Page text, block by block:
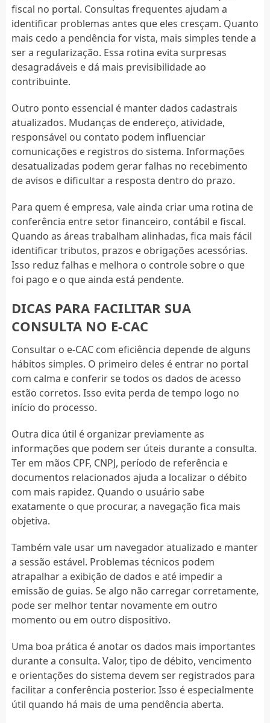
fiscal no portal. Consultas frequentes ajudam a
identificar problemas antes que eles cresçam. Quanto
mais cedo a pendência for vista, mais simples tende a
ser a regularização. Essa rotina evita surpresas
desagradáveis e dá mais previsibilidade ao
contribuinte.
Outro ponto essencial é manter dados cadastrais
atualizados. Mudanças de endereço, atividade,
responsável ou contato podem influenciar
comunicações e registros do sistema. Informações
desatualizadas podem gerar falhas no recebimento
de avisos e dificultar a resposta dentro do prazo.
Para quem é empresa, vale ainda criar uma rotina de
conferência entre setor financeiro, contábil e fiscal.
Quando as áreas trabalham alinhadas, fica mais fácil
identificar tributos, prazos e obrigações acessórias.
Isso reduz falhas e melhora o controle sobre o que
foi pago e o que ainda está pendente.
DICAS PARA FACILITAR SUA
CONSULTA NO E-CAC
Consultar o e-CAC com eficiência depende de alguns
hábitos simples. O primeiro deles é entrar no portal
com calma e conferir se todos os dados de acesso
estão corretos. Isso evita perda de tempo logo no
início do processo.
Outra dica útil é organizar previamente as
informações que podem ser úteis durante a consulta.
Ter em mãos CPF, CNPJ, período de referência e
documentos relacionados ajuda a localizar o débito
com mais rapidez. Quando o usuário sabe
exatamente o que procurar, a navegação fica mais
objetiva.
Também vale usar um navegador atualizado e manter
a sessão estável. Problemas técnicos podem
atrapalhar a exibição de dados e até impedir a
emissão de guias. Se algo não carregar corretamente,
pode ser melhor tentar novamente em outro
momento ou em outro dispositivo.
Uma boa prática é anotar os dados mais importantes
durante a consulta. Valor, tipo de débito, vencimento
e orientações do sistema devem ser registrados para
facilitar a conferência posterior. Isso é especialmente
útil quando há mais de uma pendência aberta.